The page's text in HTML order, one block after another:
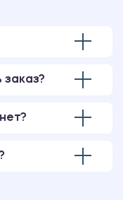
заказ?